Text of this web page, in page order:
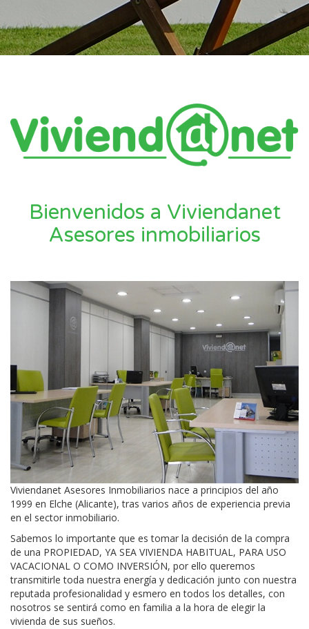
Bienvenidos a Viviendanet
Asesores inmobiliarios
Viviendanet Asesores Inmobiliarios nace a principios del año
1999 en Elche (Alicante), tras varios años de experiencia previa
en el sector inmobiliario.
Sabemos lo importante que es tomar la decisión de la compra
de una PROPIEDAD, YA SEA VIVIENDA HABITUAL, PARA USO
VACACIONAL O COMO INVERSIÓN, por ello queremos
transmitirle toda nuestra energía y dedicación junto con nuestra
reputada profesionalidad y esmero en todos los detalles, con
nosotros se sentirá como en familia a la hora de elegir la
vivienda de sus sueños.